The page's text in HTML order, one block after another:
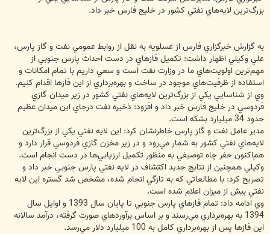
بزرگ‌ترين لايه‌هاي نفتي كشور در خليج فارس خبر داد.
به گزارش خبرگزاري فارس از عسلويه به نقل از روابط عمومي نفت و گاز پارس،
علي وكيلي اظهار داشت: تكميل فازهاي در دست احداث پارس جنوبي از
مهم‌ترين اولويت‌هاي ما در وزارت نفت است و سعي داريم با تمام امكانات و
استفاده از ظرفيت‌هاي موجود در ساخت و بهره‌برداري از اين فازها اقدام كنيم.
وي از شناسايي يكي از بزرگ‌ترين لايه‌هاي نفتي كشور در زير ميدان گازي
فردوسي در خليج فارس خبر داد و افزود: ذخيره نفت درجاي اين ميدان عظيم
حدود 34 ميليارد بشكه است.
مدير عامل نفت و گاز پارس خاطرنشان كرد: اين لايه نفتي يكي از بزرگ‌ترين
لايه‌هاي نفتي كشور به شمار مي‌رود و در زير مخزن گازي فردوسي قرار دارد و
هم‌اكنون حفر چاه توصيفي به منظور تكميل ارزيابي‌ها در دست انجام است.
وكيلي همچنين از نتايج جديد اكتشاف در لايه نفتي پارس جنوبي خبر داد و
تصريح كرد: با مطالعاتي كه به تازگي انجام شده، مشخص شد گستره اين لايه
نفتي بيش از ميزان اعلام شده است.
وي ادامه داد: تمام فازهاي پارس جنوبي تا پايان سال 1393 و اوايل سال
1394 به بهره‌برداري مي‌رسند و بر اساس برآوردهاي صورت گرفته، درآمد سالانه
اين فازها پس از بهره‌برداري كامل به 100 ميليارد دلار مي‌رسد.